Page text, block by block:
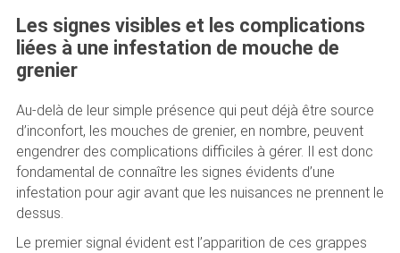
Les signes visibles et les complications
liées à une infestation de mouche de
grenier
Au-delà de leur simple présence qui peut déjà être source
d’inconfort, les mouches de grenier, en nombre, peuvent
engendrer des complications difficiles à gérer. Il est donc
fondamental de connaître les signes évidents d’une
infestation pour agir avant que les nuisances ne prennent le
dessus.
Le premier signal évident est l’apparition de ces grappes